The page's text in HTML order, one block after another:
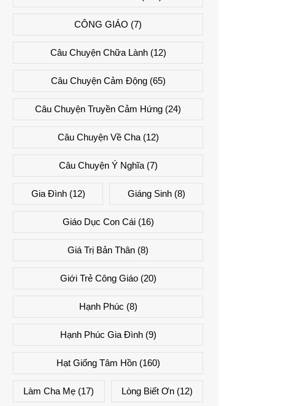
CÔNG GIÁO (7)
Câu Chuyện Chữa Lành(12)
Câu Chuyện Cảm Động(65)
Câu Chuyện Truyền Cảm Hứng (24)
Câu Chuyện Về Cha(12)
Câu Chuyện Ý Nghĩa(7)
Gia Đình(12) Giáng Sinh(8)
Giáo Dục Con Cái(16)
Giá Trị Bản Thân (8)
Giới Trẻ Công Giáo(20)
Hạnh Phúc (8)
Hạnh Phúc Gia Đình(9)
Hạt Giống Tâm Hồn(160)
Làm Cha Mẹ (17) Lòng Biết Ơn(12)